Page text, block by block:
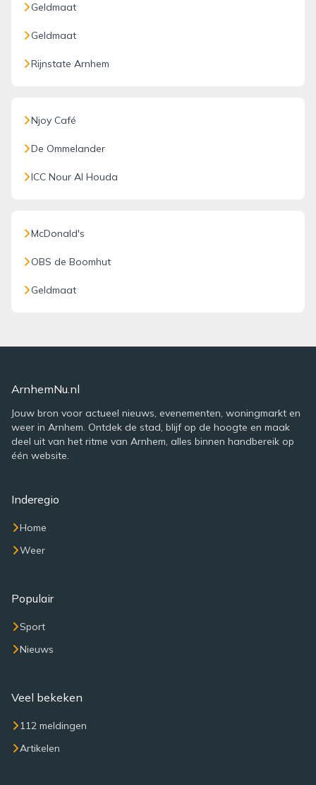
Geldmaat
Geldmaat
Rijnstate Arnhem
Njoy Café
De Ommelander
ICC Nour Al Houda
McDonald's
OBS de Boomhut
Geldmaat
ArnhemNu.nl
Jouw bron voor actueel nieuws, evenementen, woningmarkt en
weer in Arnhem. Ontdek de stad, blijf op de hoogte en maak
deel uit van het ritme van Arnhem, alles binnen handbereik op
één website.
Inderegio
Home
Weer
Populair
Sport
Nieuws
Veel bekeken
112 meldingen
Artikelen